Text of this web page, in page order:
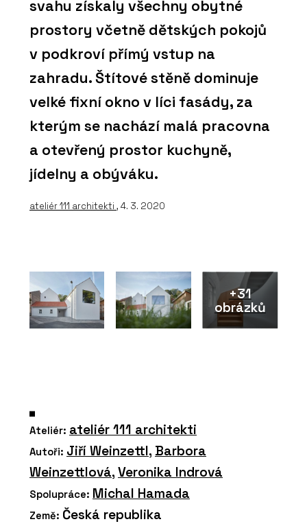
svahu získaly všechny obytné
prostory včetně dětských pokojů
v podkroví přímý vstup na
zahradu. Štítové stěně dominuje
velké fixní okno v líci fasády, za
kterým se nachází malá pracovna
a otevřený prostor kuchyně,
jídelny a obýváku.
ateliér 111 architekti , 4. 3. 2020
+31
obrázků
Ateliér: ateliér 111 architekti
Autoři: Jiří Weinzettl, Barbora
Weinzettlová, Veronika Indrová
Spolupráce: Michal Hamada
Země: Česká republika